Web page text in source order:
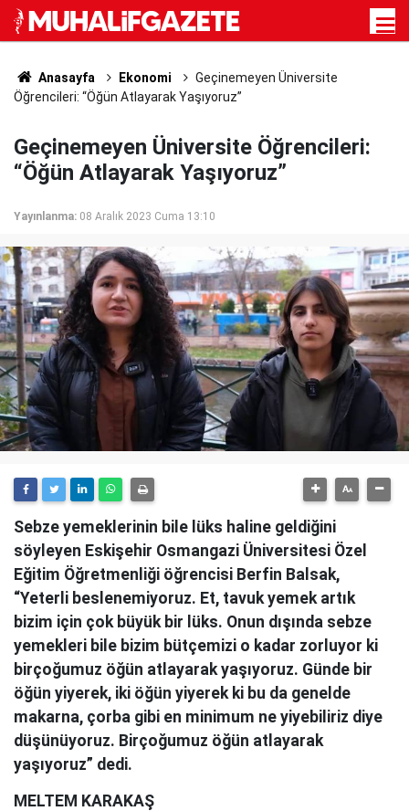
Anasayfa Ekonomi
Geçinemeyen Üniversite
Öğrencileri: “Öğün Atlayarak Yaşıyoruz”
Geçinemeyen Üniversite Öğrencileri:
“Öğün Atlayarak Yaşıyoruz”
Yayınlanma: 08 Aralık 2023 Cuma 13:10
Sebze yemeklerinin bile lüks haline geldiğini
söyleyen Eskişehir Osmangazi Üniversitesi Özel
Eğitim Öğretmenliği öğrencisi Berfin Balsak,
“Yeterli beslenemiyoruz. Et, tavuk yemek artık
bizim için çok büyük bir lüks. Onun dışında sebze
yemekleri bile bizim bütçemizi o kadar zorluyor ki
birçoğumuz öğün atlayarak yaşıyoruz. Günde bir
öğün yiyerek, iki öğün yiyerek ki bu da genelde
makarna, çorba gibi en minimum ne yiyebiliriz diye
düşünüyoruz. Birçoğumuz öğün atlayarak
yaşıyoruz” dedi.
MELTEM KARAKAŞ